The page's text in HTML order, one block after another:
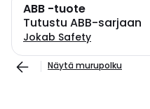
ABB -tuote
Tutustu ABB-sarjaan
Jokab Safety
Näytä murupolku